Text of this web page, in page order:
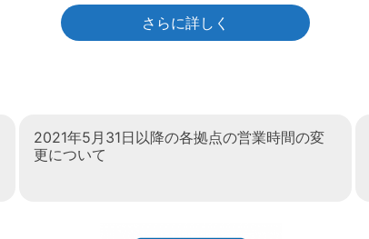
さらに詳しく
2021年5月31日以降の各拠点の営業時間の変
更について